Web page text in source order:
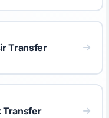
Transfer
Transfer